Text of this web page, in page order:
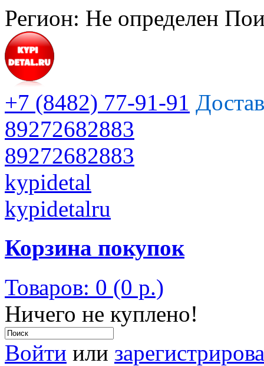
Регион: Не определен
+7 (8482) 77-91-91
89272682883
89272682883
kypidetal
kypidetalru
Корзина покупок
Товаров: 0 (0 р.)
Ничего не куплено!
Войти или